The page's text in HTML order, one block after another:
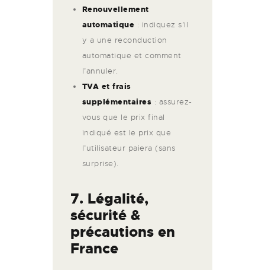
Renouvellement
automatique : indiquez s’il
y a une reconduction
automatique et comment
l’annuler.
TVA et frais
supplémentaires : assurez-
vous que le prix final
indiqué est le prix que
l’utilisateur paiera (sans
surprise).
7. Légalité,
sécurité &
précautions en
France